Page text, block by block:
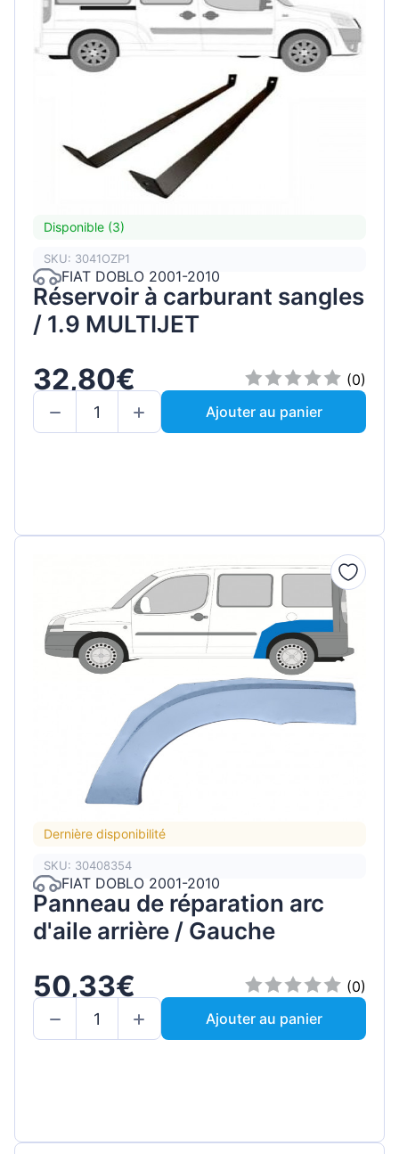
Disponible (3)
SKU: 3041OZP1
FIAT DOBLO 2001-2010
Réservoir à carburant sangles
/ 1.9 MULTIJET
32,80€
(0)
Ajouter au panier
Dernière disponibilité
SKU: 30408354
FIAT DOBLO 2001-2010
Panneau de réparation arc
d'aile arrière / Gauche
50,33€
(0)
Ajouter au panier